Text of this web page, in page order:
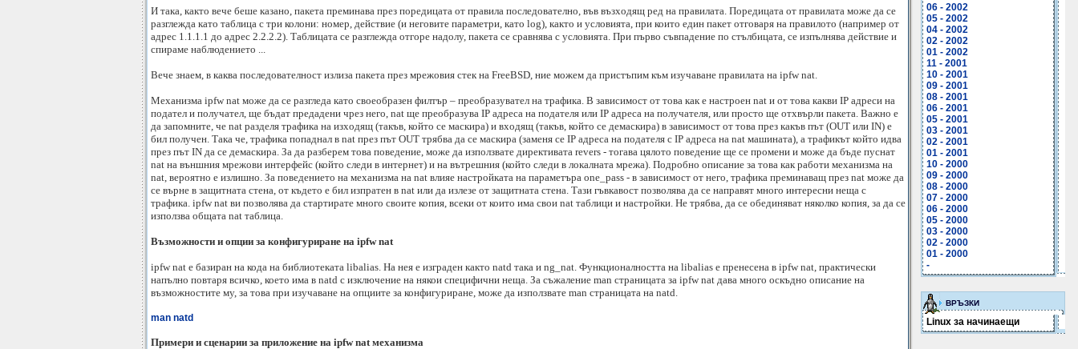
И така, както вече беше казано, пакета преминава през поредицата от правила последователно, във възходящ ред на правилата. Поредицата от правилата може да се
разглежда като таблица с три колони: номер, действие (и неговите параметри, като log), както и условията, при които един пакет отговаря на правилото (например от
адрес 1.1.1.1 до адрес 2.2.2.2). Таблицата се разглежда отгоре надолу, пакета се сравнява с условията. При първо съвпадение по стълбицата, се изпълнява действие и
спираме наблюдението ...
Вече знаем, в каква последователност излиза пакета през мрежовия стек на FreeBSD, ние можем да пристъпим към изучаване правилата на ipfw nat.
Механизма ipfw nat може да се разгледа като своеобразен филтър – преобразувател на трафика. В зависимост от това как е настроен nat и от това какви IP адреси на
подател и получател, ще бъдат предадени чрез него, nat ще преобразува IP адреса на подателя или IP адреса на получателя, или просто ще отхвърли пакета. Важно е
да запомните, че nat разделя трафикa на изходящ (такъв, който се маскира) и входящ (такъв, който се демаскира) в зависимост от това през какъв път (OUT или IN) е
бил получен. Така че, трафика попаднал в nat през път OUT трябва да се маскира (заменя се IP адреса на подателя с IP адреса на nat машината), а трафикът който идва
през път IN да се демаскира. За да разберем това поведение, може да използвате директивата revers - тогава цялото поведение ще се промени и може да бъде пуснат
nat на външния мрежови интерфейс (който следи в интернет) и на вътрешния (който следи в локалната мрежа). Подробно описание за това как работи механизма на
nat, вероятно е излишно. За поведението на механизма на nat влияе настройката на параметъра one_pass - в зависимост от него, трафика преминаващ през nat може да
се върне в защитната стена, от където е бил изпратен в nat или да излезе от защитната стена. Тази гъвкавост позволява да се направят много интересни неща с
трафика. ipfw nat ви позволява да стартирате много своите копия, всеки от които има свои nat таблици и настройки. Не трябва, да се обединяват няколко копия, за да се
използва общата nat таблица.
Възможности и опции за конфигуриране на ipfw nat
ipfw nat е базиран на кода на библиотеката libalias. На нея е изграден както natd така и ng_nat. Функционалността на libalias е пренесена в ipfw nat, практически
напълно повтаря всичко, което има в natd с изключение на някои специфични неща. За съжаление man страницата за ipfw nat дава много оскъдно описание на
възможностите му, за това при изучаване на опциите за конфигуриране, може да използвате man страницата на natd.
man natd
Примери и сценарии за приложение на ipfw nat механизма
06 - 2002
05 - 2002
04 - 2002
02 - 2002
01 - 2002
11 - 2001
10 - 2001
09 - 2001
08 - 2001
06 - 2001
05 - 2001
03 - 2001
02 - 2001
01 - 2001
10 - 2000
09 - 2000
08 - 2000
07 - 2000
06 - 2000
05 - 2000
03 - 2000
02 - 2000
01 - 2000
-
ВРЪЗКИ
Linux за начинаещи